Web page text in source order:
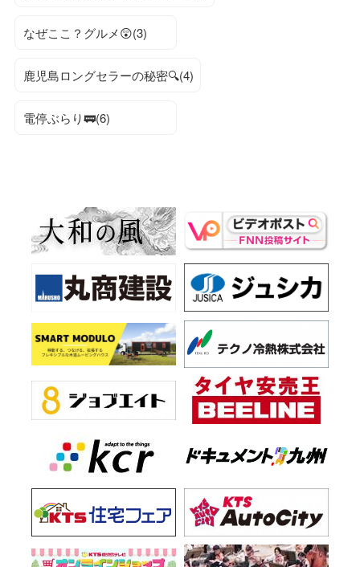
なぜここ？グルメ😲(3)
鹿児島ロングセラーの秘密🔍(4)
電停ぶらり🚃(6)